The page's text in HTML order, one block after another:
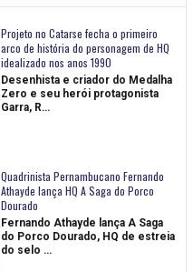
Projeto no Catarse fecha o primeiro
arco de história do personagem de HQ
idealizado nos anos 1990
Desenhista e criador do Medalha
Zero e seu herói protagonista
Garra, R…
Quadrinista Pernambucano Fernando
Athayde lança HQ A Saga do Porco
Dourado
Fernando Athayde lança A Saga
do Porco Dourado, HQ de estreia
do selo …